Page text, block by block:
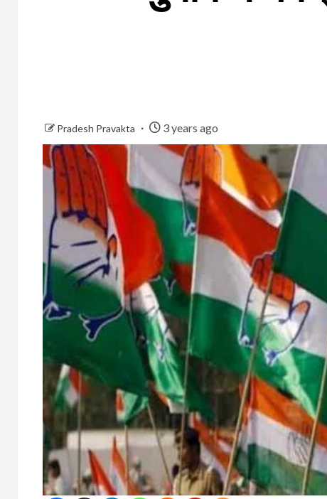
Pradesh Pravakta 3 years ago